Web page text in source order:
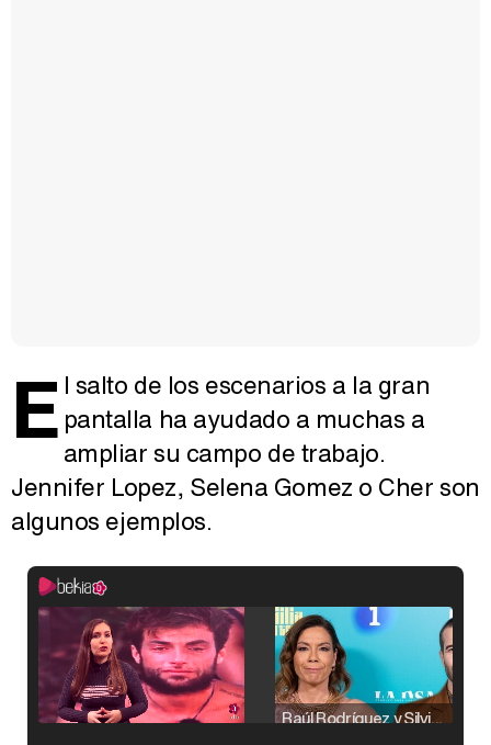
E l salto de los escenarios a la gran
pantalla ha ayudado a muchas a
ampliar su campo de trabajo.
Jennifer Lopez, Selena Gomez o Cher son
algunos ejemplos.
Raúl Rodríguez y Silvia Taulés nos cuentan su papel en 'La familia de la tele'